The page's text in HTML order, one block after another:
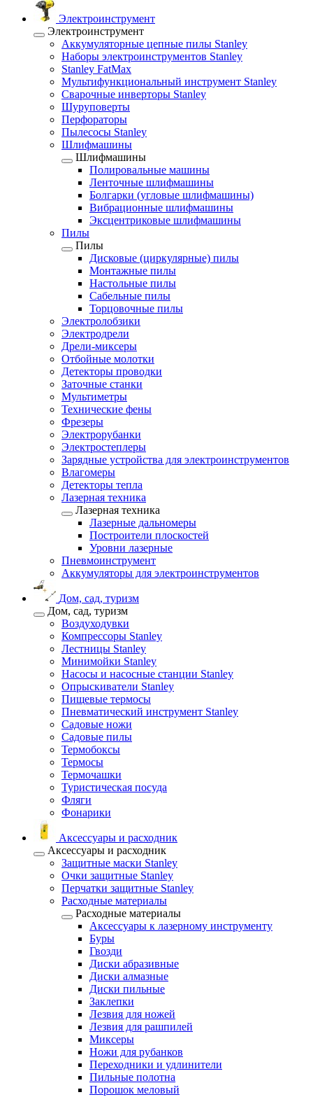
Электроинструмент
Электроинструмент
Аккумуляторные цепные пилы Stanley
Наборы электроинструментов Stanley
Stanley FatMax
Мультифункциональный инструмент Stanley
Сварочные инверторы Stanley
Шуруповерты
Перфораторы
Пылесосы Stanley
Шлифмашины
Шлифмашины
Полировальные машины
Ленточные шлифмашины
Болгарки (угловые шлифмашины)
Вибрационные шлифмашины
Эксцентриковые шлифмашины
Пилы
Пилы
Дисковые (циркулярные) пилы
Монтажные пилы
Настольные пилы
Сабельные пилы
Торцовочные пилы
Электролобзики
Электродрели
Дрели-миксеры
Отбойные молотки
Детекторы проводки
Заточные станки
Мультиметры
Технические фены
Фрезеры
Электрорубанки
Электростеплеры
Зарядные устройства для электроинструментов
Влагомеры
Детекторы тепла
Лазерная техника
Лазерная техника
Лазерные дальномеры
Построители плоскостей
Уровни лазерные
Пневмоинструмент
Аккумуляторы для электроинструментов
Дом, сад, туризм
Дом, сад, туризм
Воздуходувки
Компрессоры Stanley
Лестницы Stanley
Минимойки Stanley
Насосы и насосные станции Stanley
Опрыскиватели Stanley
Пищевые термосы
Пневматический инструмент Stanley
Садовые ножи
Садовые пилы
Термобоксы
Термосы
Термочашки
Туристическая посуда
Фляги
Фонарики
Аксессуары и расходник
Аксессуары и расходник
Защитные маски Stanley
Очки защитные Stanley
Перчатки защитные Stanley
Расходные материалы
Расходные материалы
Аксессуары к лазерному инструменту
Буры
Гвозди
Диски абразивные
Диски алмазные
Диски пильные
Заклепки
Лезвия для ножей
Лезвия для рашпилей
Миксеры
Ножи для рубанков
Переходники и удлинители
Пильные полотна
Порошок меловый